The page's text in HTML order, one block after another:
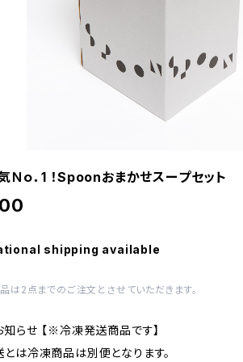
Ｎｏ．1 ！Spoonおまかせスープセット
shipping available
は2点までのご注文とさせていただきます。
らせ 【※冷凍発送商品です】
は冷凍商品は別便となります。